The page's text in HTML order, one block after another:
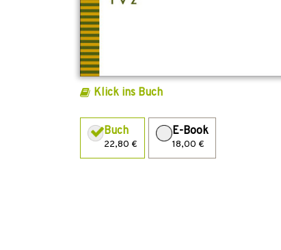
Klick ins Buch
Buch
22,80 €
E-Book
18,00 €